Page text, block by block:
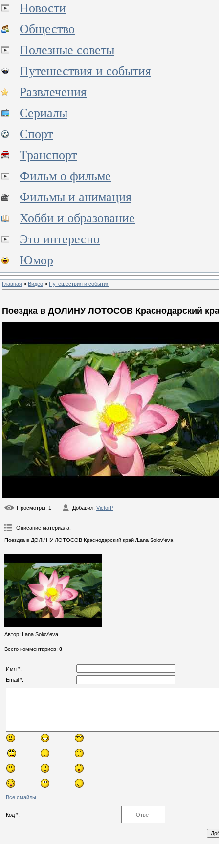
Новости
Общество
Полезные советы
Путешествия и события
Развлечения
Сериалы
Спорт
Транспорт
Фильм о фильме
Фильмы и анимация
Хобби и образование
Это интересно
Юмор
Главная » Видео » Путешествия и события
Поездка в ДОЛИНУ ЛОТОСОВ Краснодарский
Просмотры: 1 Добавил: VictorP
Описание материала:
Поездка в ДОЛИНУ ЛОТОСОВ Краснодарский край /Lana Solov'eva
Автор: Lana Solov'eva
Всего комментариев: 0
Имя *:
Email *:
Все смайлы
Код *: